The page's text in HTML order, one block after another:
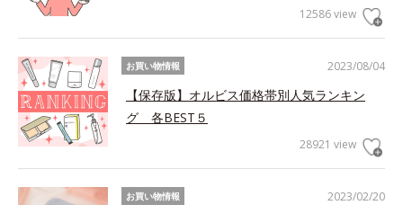
12586 view
2023/08/04
お買い物情報
【保存版】オルビス価格帯別人気ランキン
グ 各BEST５
28921 view
2023/02/20
お買い物情報